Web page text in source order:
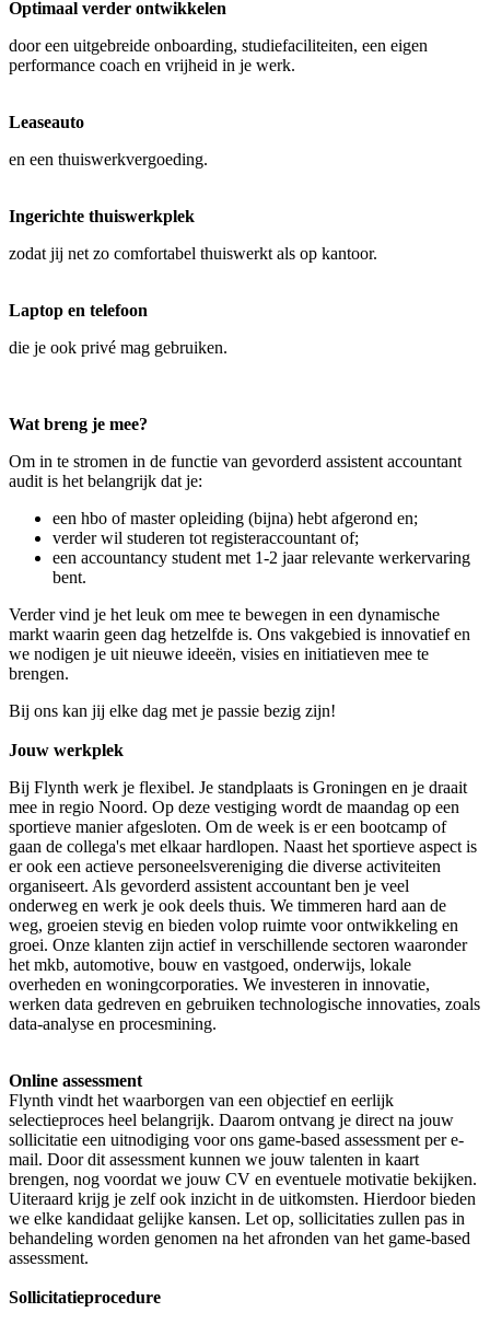
Optimaal verder ontwikkelen
door een uitgebreide onboarding, studiefaciliteiten, een eigen
performance coach en vrijheid in je werk.
Leaseauto
en een thuiswerkvergoeding.
Ingerichte thuiswerkplek
zodat jij net zo comfortabel thuiswerkt als op kantoor.
Laptop en telefoon
die je ook privé mag gebruiken.
Wat breng je mee?
Om in te stromen in de functie van gevorderd assistent accountant
audit is het belangrijk dat je:
een hbo of master opleiding (bijna) hebt afgerond en;
verder wil studeren tot registeraccountant of;
een accountancy student met 1-2 jaar relevante werkervaring
bent.
Verder vind je het leuk om mee te bewegen in een dynamische
markt waarin geen dag hetzelfde is. Ons vakgebied is innovatief en
we nodigen je uit nieuwe ideeën, visies en initiatieven mee te
brengen.
Bij ons kan jij elke dag met je passie bezig zijn!
Jouw werkplek
Bij Flynth werk je flexibel. Je standplaats is Groningen en je draait
mee in regio Noord. Op deze vestiging wordt de maandag op een
sportieve manier afgesloten. Om de week is er een bootcamp of
gaan de collega's met elkaar hardlopen. Naast het sportieve aspect is
er ook een actieve personeelsvereniging die diverse activiteiten
organiseert. Als gevorderd assistent accountant ben je veel
onderweg en werk je ook deels thuis. We timmeren hard aan de
weg, groeien stevig en bieden volop ruimte voor ontwikkeling en
groei. Onze klanten zijn actief in verschillende sectoren waaronder
het mkb, automotive, bouw en vastgoed, onderwijs, lokale
overheden en woningcorporaties. We investeren in innovatie,
werken data gedreven en gebruiken technologische innovaties, zoals
data-analyse en procesmining.
Online assessment
Flynth vindt het waarborgen van een objectief en eerlijk
selectieproces heel belangrijk. Daarom ontvang je direct na jouw
sollicitatie een uitnodiging voor ons game-based assessment per e-
mail. Door dit assessment kunnen we jouw talenten in kaart
brengen, nog voordat we jouw CV en eventuele motivatie bekijken.
Uiteraard krijg je zelf ook inzicht in de uitkomsten. Hierdoor bieden
we elke kandidaat gelijke kansen. Let op, sollicitaties zullen pas in
behandeling worden genomen na het afronden van het game-based
assessment.
Sollicitatieprocedure